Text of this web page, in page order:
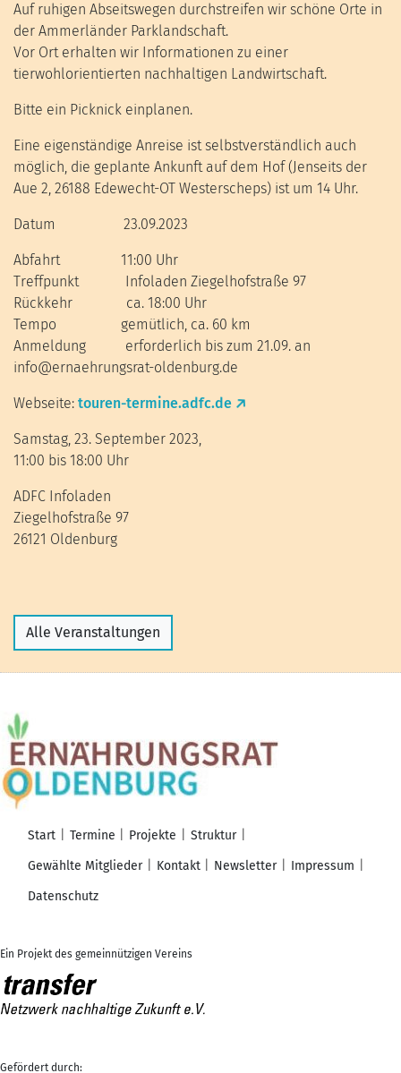
Auf ruhigen Abseitswegen durchstreifen wir schöne Orte in
der Ammerländer Parklandschaft.
Vor Ort erhalten wir Informationen zu einer
tierwohlorientierten nachhaltigen Landwirtschaft.
Bitte ein Picknick einplanen.
Eine eigenständige Anreise ist selbstverständlich auch
möglich, die geplante Ankunft auf dem Hof (Jenseits der
Aue 2, 26188 Edewecht-OT Westerscheps) ist um 14 Uhr.
Datum 23.09.2023
Abfahrt 11:00 Uhr
Treffpunkt Infoladen Ziegelhofstraße 97
Rückkehr ca. 18:00 Uhr
Tempo gemütlich, ca. 60 km
Anmeldung erforderlich bis zum 21.09. an
info@ernaehrungsrat-oldenburg.de
Webseite: touren-termine.adfc.de
Samstag, 23. September 2023,
11:00 bis 18:00 Uhr
ADFC Infoladen
Ziegelhofstraße 97
26121 Oldenburg
Alle Veranstaltungen
Start Termine Projekte
Struktur
Gewählte Mitglieder
Kontakt Newsletter
Impressum
Datenschutz
Ein Projekt des gemeinnützigen Vereins
Gefördert durch: